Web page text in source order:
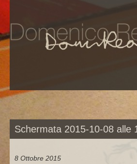
le
il
Schermata 2015-10-08 alle
8 Ottobre 2015